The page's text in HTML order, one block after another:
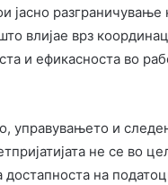
јасно разграничување
влијае врз
и ефикасноста во
управувањето и
не се во
достапноста на